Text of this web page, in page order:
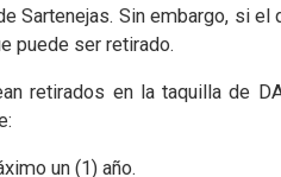
Sartenejas. Sin embargo, si
puede ser retirado.
retirados en la taquilla de
un (1) año.